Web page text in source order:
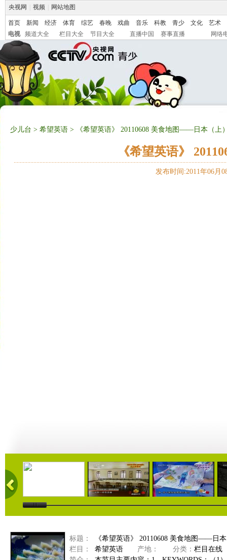
央视网 视频 网站地图
首页 新闻 经济 体育 综艺 春晚 戏曲 音乐 科教 青少 文化
艺术
电视
频道大全 栏目大全 节目大全 直播中国 赛事直播 网络
少儿台 > 希望英语 > 《希望英语》 20110608 美食地图——日本（上
《希望英语》
发布时间:2011年06月
25:29 24:54 25:27
标题：
《希望英语》 20110608 美食地图——日
栏目：
希望英语 产地： 分类： 栏目在线